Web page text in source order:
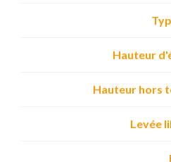
Hauteur
Hauteur hors
Levée